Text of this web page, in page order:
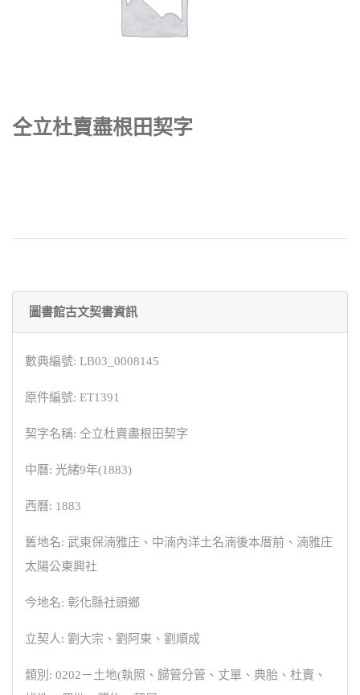
仝立杜賣盡根田契字
圖書館古文契書資訊
數典編號: LB03_0008145
原件編號: ET1391
契字名稱: 仝立杜賣盡根田契字
中曆: 光緒9年(1883)
西曆: 1883
舊地名: 武東保湳雅庄、中湳內洋土名湳後本厝前、湳雅庄
太陽公東興社
今地名: 彰化縣社頭鄉
立契人: 劉大宗、劉阿東、劉順成
類別: 0202－土地(執照、歸管分管、丈單、典胎、杜賣、